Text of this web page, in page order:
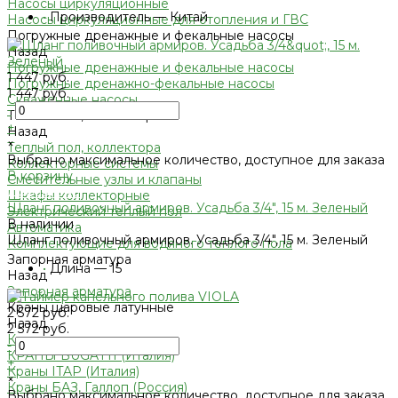
Насосы циркуляционные
Насосы циркуляционные для отопления и ГВС
Погружные дренажные и фекальные насосы
Назад
Погружные дренажные и фекальные насосы
Погружные дренажно-фекальные насосы
Скваженные насосы
Теплый пол, коллектора
Назад
Теплый пол, коллектора
Коллекторные системы
Смесительные узлы и клапаны
Шкафы коллекторные
Электрический теплый пол
Автоматика
Комплектующие для водяного теплого пола
Запорная арматура
Назад
Запорная арматура
Краны шаровые латунные
Назад
Краны шаровые латунные
КРАНЫ BUGATTI (Италия)
Краны ITAP (Италия)
Краны БАЗ, Галлоп (Россия)
•Производитель — Китай
1 447 руб.
1 447 руб.
-
+
×
Выбрано максимальное количество, доступное для заказа
В корзину
Добавлено
Шланг поливочный армиров. Усадьба 3/4", 15 м. Зеленый
В наличии
Шланг поливочный армиров. Усадьба 3/4", 15 м. Зеленый
• Длина — 15
2 572 руб.
2 572 руб.
-
+
×